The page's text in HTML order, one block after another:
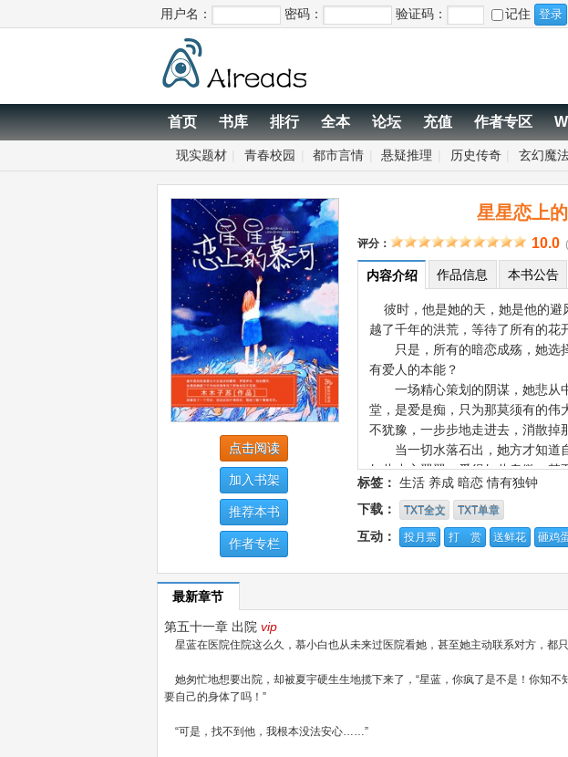
用户名： 密码： 验证码： 记住
首页 书库 排行 全本 论坛 充值 作者专区
现实题材 青春校园 都市言情 悬疑推理 历史传奇 玄幻魔
点击阅读
加入书架
推荐本书
作者专栏
星星恋上
评分： 10.0
内容介绍 作品信息 本书公告
彼时，他是她的天，她是他的避
越了千年的洪荒，等待了所有的花
只是，所有的暗恋成殇，她选
有爱人的本能？
一场精心策划的阴谋，她悲从
堂，是爱是痴，只为那莫须有的伟
不犹豫，一步步地走进去，消散掉
当一切水落石出，她方才知道
如此小心翼翼，爱得如此卑微，甚
戏，而最终输的却是两个人的爱情。
她放过了自己，也放过了别人，
用毕生的时间去追寻那个最初的孩
他记得她曾说过，如果有一天，
总是会迷路，找不到回家的路，而
标签： 生活 养成 暗恋 情有独钟
下载：
TXT全文 TXT单章
互动： 投月票 打 赏 送鲜花 砸鸡
最新章节
第五十一章 出院 vip
星蓝在医院住院这么久，慕小白也从未来过医院看她，甚至她主动联系对方，都
她匆忙地想要出院，却被夏宇硬生生地揽下来了，“星蓝，你疯了是不是！你知
要自己的身体了吗！”
“可是，找不到他，我根本没法安心……”